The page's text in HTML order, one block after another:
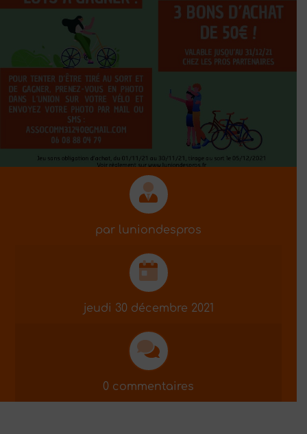
par luniondespros
jeudi 30 décembre 2021
0 commentaires